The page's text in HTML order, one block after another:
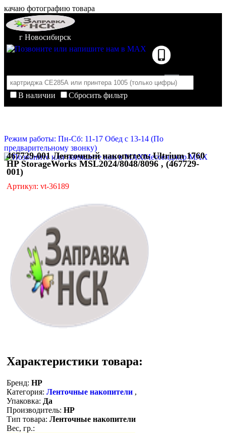
качаю фотографию товара
г Новосибирск
В наличии
Сбросить фильтр
Корзина пуста
Режим работы: Пн-Сб: 11-17 Обед с 13-14 (По
предварительному звонку)
Мессенджер MAX
467729-001 Ленточный накопитель Ultrium 1760
HP StorageWorks MSL2024/8048/8096 , (467729-
001)
Артикул: vt-36189
Характеристики товара:
Бренд: HP
Категория: Ленточные накопители ,
Упаковка: Да
Производитель: HP
Тип товара: Ленточные накопители
Вес, гр.: